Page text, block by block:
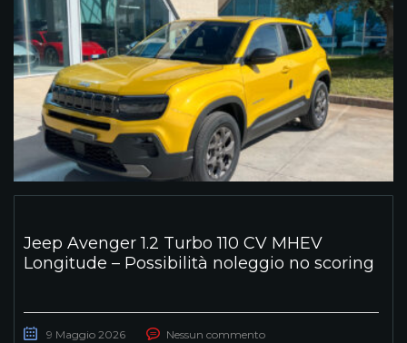
Jeep Avenger 1.2 Turbo 110 CV MHEV
Longitude – Possibilità noleggio no scoring
9 Maggio 2026 Nessun commento